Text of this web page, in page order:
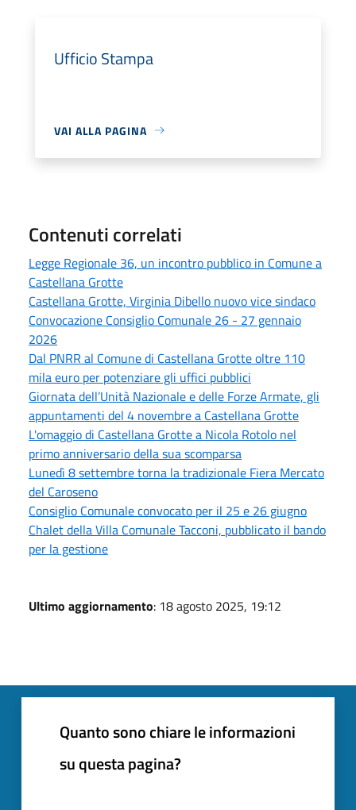
Ufficio Stampa
VAI ALLA PAGINA
Contenuti correlati
Legge Regionale 36, un incontro pubblico in Comune a
Castellana Grotte
Castellana Grotte, Virginia Dibello nuovo vice sindaco
Convocazione Consiglio Comunale 26 - 27 gennaio
2026
Dal PNRR al Comune di Castellana Grotte oltre 110
mila euro per potenziare gli uffici pubblici
Giornata dell’Unità Nazionale e delle Forze Armate, gli
appuntamenti del 4 novembre a Castellana Grotte
L'omaggio di Castellana Grotte a Nicola Rotolo nel
primo anniversario della sua scomparsa
Lunedì 8 settembre torna la tradizionale Fiera Mercato
del Caroseno
Consiglio Comunale convocato per il 25 e 26 giugno
Chalet della Villa Comunale Tacconi, pubblicato il bando
per la gestione
Ultimo aggiornamento: 18 agosto 2025, 19:12
Quanto sono chiare le informazioni
su questa pagina?